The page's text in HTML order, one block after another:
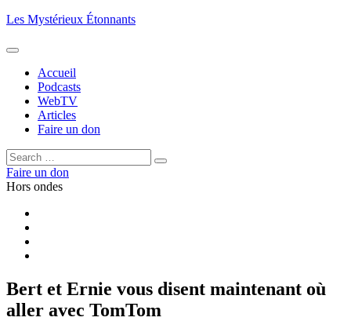
Aller
contenu
Les Mystérieux Étonnants
Accueil
Podcasts
WebTV
Articles
Faire un don
Rechercher :
Rechercher
Faire un don
Hors ondes
Bert et Ernie vous disent maintenant où
aller avec TomTom